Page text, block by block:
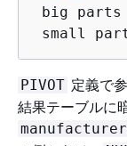
big
small
PIVOT 定義で
結果テーブルに
manufacturer